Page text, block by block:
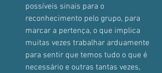
possíveis sinais para o
reconhecimento pelo grupo, para
marcar a pertença, o que implica
muitas vezes trabalhar arduamente
para sentir que temos tudo o que é
necessário e outras tantas vezes,